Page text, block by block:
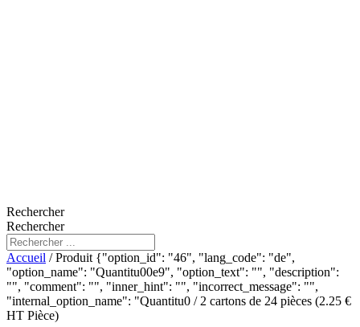
Rechercher
Rechercher
Accueil / Produit {"option_id": "46", "lang_code": "de",
"option_name": "Quantitu00e9", "option_text": "", "description":
"", "comment": "", "inner_hint": "", "incorrect_message": "",
"internal_option_name": "Quantitu0 / 2 cartons de 24 pièces (2.25 €
HT Pièce)